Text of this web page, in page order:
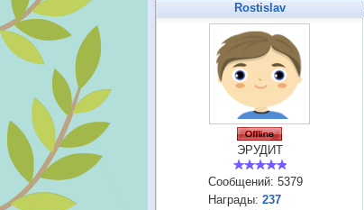
Rostislav
ЭРУДИТ
Сообщений: 5379
Награды: 237